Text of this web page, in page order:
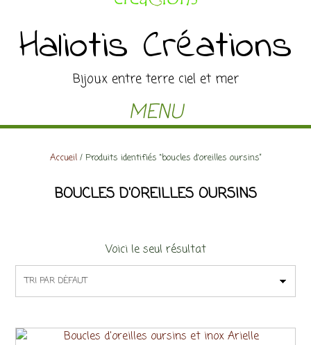
Haliotis Créations
Bijoux entre terre ciel et mer
MENU
Accueil/ Produits identifiés “boucles d'oreilles oursins”
BOUCLES D'OREILLES OURSINS
Voici le seul résultat